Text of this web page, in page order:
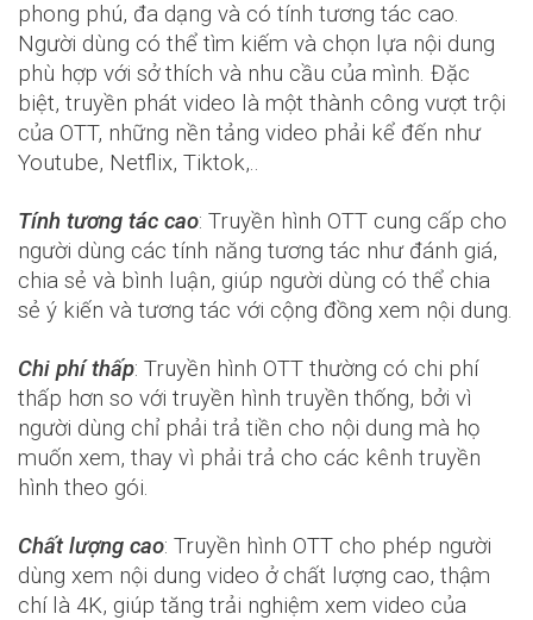
phong phú, đa dạng và có tính tương tác cao.
Người dùng có thể tìm kiếm và chọn lựa nội dung
phù hợp với sở thích và nhu cầu của mình. Đặc
biệt, truyền phát video là một thành công vượt trội
của OTT, những nền tảng video phải kể đến như
Youtube, Netflix, Tiktok,..
Tính tương tác cao: Truyền hình OTT cung cấp cho
người dùng các tính năng tương tác như đánh giá,
chia sẻ và bình luận, giúp người dùng có thể chia
sẻ ý kiến và tương tác với cộng đồng xem nội dung.
Chi phí thấp: Truyền hình OTT thường có chi phí
thấp hơn so với truyền hình truyền thống, bởi vì
người dùng chỉ phải trả tiền cho nội dung mà họ
muốn xem, thay vì phải trả cho các kênh truyền
hình theo gói.
Chất lượng cao: Truyền hình OTT cho phép người
dùng xem nội dung video ở chất lượng cao, thậm
chí là 4K, giúp tăng trải nghiệm xem video của